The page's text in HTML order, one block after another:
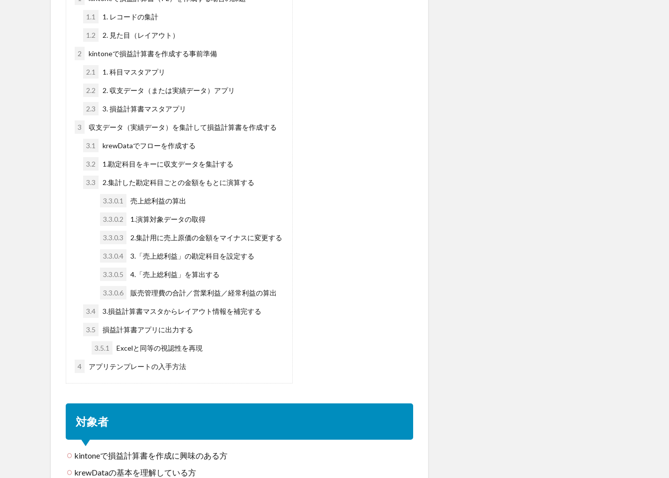
1.1 1. レコードの集計
1.2 2. 見た目（レイアウト）
2 kintoneで損益計算書を作成する事前準備
2.1 1. 科目マスタアプリ
2.2 2. 収支データ（または実績データ）アプリ
2.3 3. 損益計算書マスタアプリ
3 収支データ（実績データ）を集計して損益計算書を作成する
3.1 krewDataでフローを作成する
3.2 1.勘定科目をキーに収支データを集計する
3.3 2.集計した勘定科目ごとの金額をもとに演算する
3.3.0.1 売上総利益の算出
3.3.0.2 1.演算対象データの取得
3.3.0.3 2.集計用に売上原価の金額をマイナスに変更する
3.3.0.4 3.「売上総利益」の勘定科目を設定する
3.3.0.5 4.「売上総利益」を算出する
3.3.0.6 販売管理費の合計／営業利益／経常利益の算出
3.4 3.損益計算書マスタからレイアウト情報を補完する
3.5 損益計算書アプリに出力する
3.5.1 Excelと同等の視認性を再現
4 アプリテンプレートの入手方法
対象者
kintoneで損益計算書を作成に興味のある方
krewDataの基本を理解している方